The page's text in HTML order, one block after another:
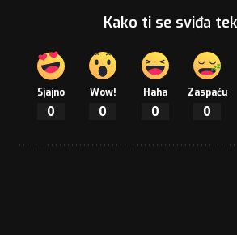
Kako ti se sviđa
Sjajno
0
Wow!
0
Haha
0
Zaspaću
0